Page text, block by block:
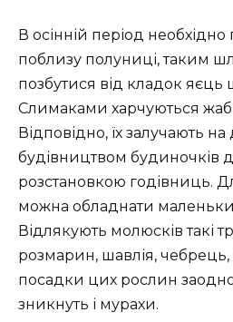
В осінній період
поблизу полуниці, таким
позбутися від кладок яєць
Слимаками харчуються
Відповідно, їх залучають на
будівництвом будиночків
розстановкою годівниць.
можна обладнати
Відлякують молюсків такі
розмарин, шавлія, чебрець,
посадки цих рослин
зникнуть і мурахи.